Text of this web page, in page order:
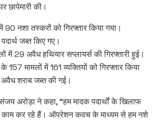
छापेमारी की।
नशा तस्करों को गिरफ्तार किया गया।
जब्त किए गए।
में 29 अवैध हथियार सप्लायर्स की गिरफ्तारी हुई।
157 मामलों में 161 व्यक्तियों को गिरफ्तार किया
शराब जब्त की गई।
अरोड़ा ने कहा, “हम मादक पदार्थों के खिलाफ
काम कर रहे हैं। ऑपरेशन कवच के माध्यम से हम नशे